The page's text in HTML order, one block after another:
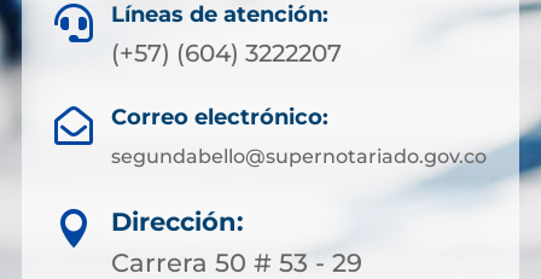
 Líneas de atención:
(+57) (604) 3222207
 Correo electrónico:
segundabello@supernotariado.gov.co

Dirección:
Carrera 50 # 53 - 29